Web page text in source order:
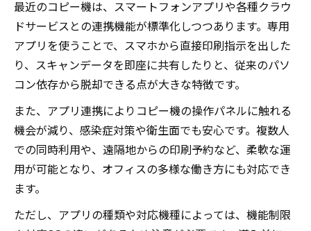
最近のコピー機は、スマートフォンアプリや各種クラウ
ドサービスとの連携機能が標準化しつつあります。専用
アプリを使うことで、スマホから直接印刷指示を出した
り、スキャンデータを即座に共有したりと、従来のパソ
コン依存から脱却できる点が大きな特徴です。
また、アプリ連携によりコピー機の操作パネルに触れる
機会が減り、感染症対策や衛生面でも安心です。複数人
での同時利用や、遠隔地からの印刷予約など、柔軟な運
用が可能となり、オフィスの多様な働き方にも対応でき
ます。
ただし、アプリの種類や対応機種によっては、機能制限